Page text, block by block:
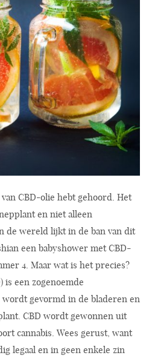
CBD-olie hebt gehoord. Het
en niet alleen
de wereld lijkt in de ban van dit
een babyshower met CBD-
4. Maar wat is het precies?
is een zogenoemde
wordt gevormd in de bladeren en
CBD wordt gewonnen uit
cannabis. Wees gerust, want
legaal en in geen enkele zin